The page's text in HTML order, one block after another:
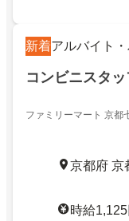
新着アルバイト・
コンビニスタッ
ファミリーマート 京都
京都府 京
時給